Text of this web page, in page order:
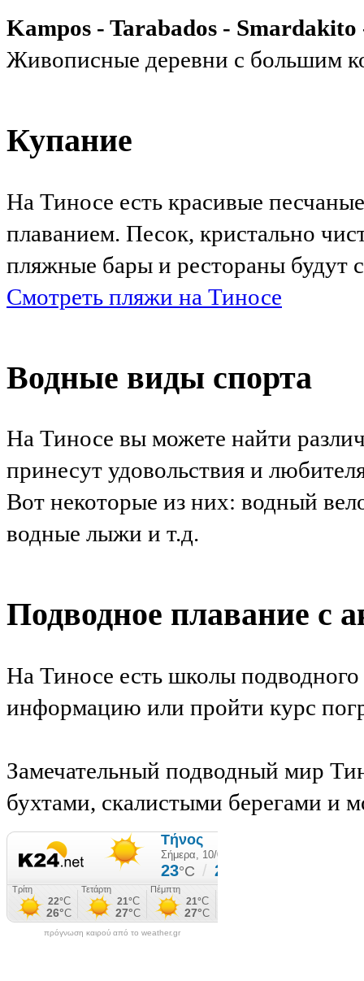
Kampos - Tarabados -
Живописные деревни с большим
Купание
На Тиносе есть красивые
плаванием. Песок, кристально
пляжные бары и рестораны будут
Смотреть пляжи на Тиносе
Водные виды спорта
На Тиносе вы можете найти
принесут удовольствия и
Вот некоторые из них: водный
водные лыжи и т.д.
Подводное плавание с
На Тиносе есть школы
информацию или пройти курс
Замечательный подводный мир
бухтами, скалистыми берегами и
πρόγνωση καιρού από το weather.gr